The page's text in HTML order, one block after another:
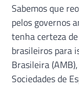
Sabemos que
pelos governos
tenha certeza
brasileiros para
Brasileira
Sociedades de